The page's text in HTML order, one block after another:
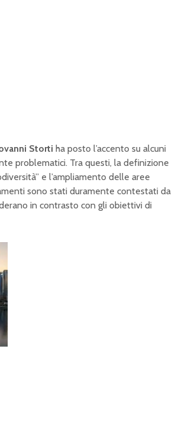
Storti ha posto l’accento su alcuni
problematici. Tra questi, la definizione
e l’ampliamento delle aree
sono stati duramente contestati da
in contrasto con gli obiettivi di